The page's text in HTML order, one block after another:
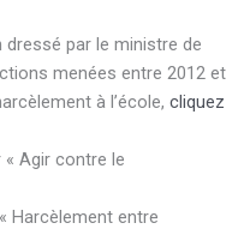
dressé par le ministre de
menées entre 2012 et
à l’école, cliquez
Agir contre le
Harcèlement entre